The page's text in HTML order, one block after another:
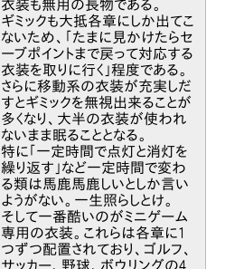
衣装も無用の長物である。
ギミックも大抵各章にしか出てこ
ないため、「たまに見かけたらセ
ーブポイントまで戻って対応する
衣装を取りに行く」程度である。
さらに移動系の衣装が充実しだ
すとギミックを無視出来ることが
多くなり、大半の衣装が使われ
ないまま眠ることとなる。
特に「一定時間で点灯と消灯を
繰り返す」など一定時間で変わ
る類は馬鹿馬鹿しいとしか言い
ようがない。一生照らしとけ。
そして一番酷いのがミニゲーム
専用の衣装。これらは各章に1
つずつ配置されており、ゴルフ、
サッカー、野球、ボウリングの4